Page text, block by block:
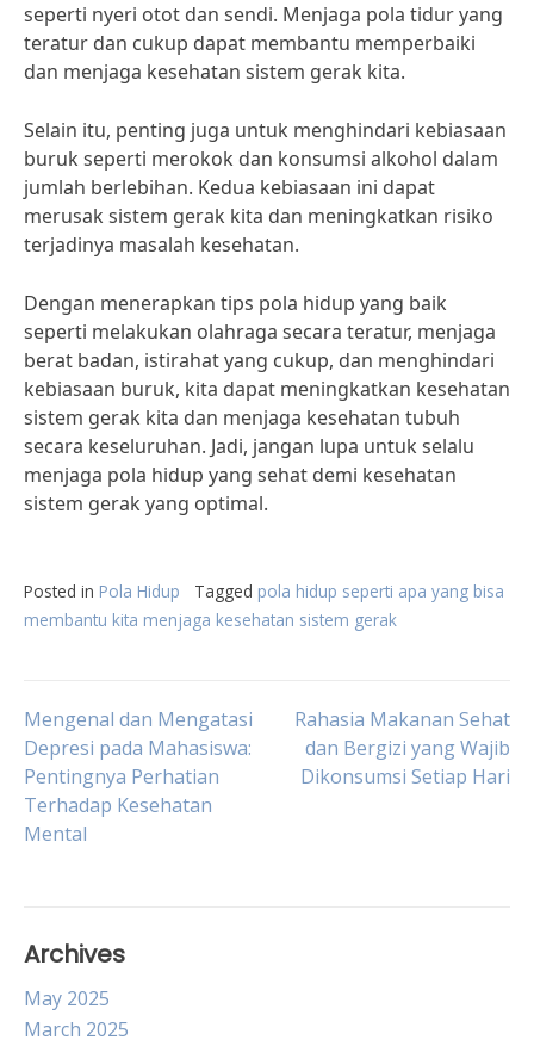
seperti nyeri otot dan sendi. Menjaga pola tidur yang
teratur dan cukup dapat membantu memperbaiki
dan menjaga kesehatan sistem gerak kita.
Selain itu, penting juga untuk menghindari kebiasaan
buruk seperti merokok dan konsumsi alkohol dalam
jumlah berlebihan. Kedua kebiasaan ini dapat
merusak sistem gerak kita dan meningkatkan risiko
terjadinya masalah kesehatan.
Dengan menerapkan tips pola hidup yang baik
seperti melakukan olahraga secara teratur, menjaga
berat badan, istirahat yang cukup, dan menghindari
kebiasaan buruk, kita dapat meningkatkan kesehatan
sistem gerak kita dan menjaga kesehatan tubuh
secara keseluruhan. Jadi, jangan lupa untuk selalu
menjaga pola hidup yang sehat demi kesehatan
sistem gerak yang optimal.
Posted in Pola Hidup Tagged pola hidup seperti apa yang bisa
membantu kita menjaga kesehatan sistem gerak
Post
navigation
Mengenal dan Mengatasi
Depresi pada Mahasiswa:
Pentingnya Perhatian
Terhadap Kesehatan
Mental
Rahasia Makanan Sehat
dan Bergizi yang Wajib
Dikonsumsi Setiap Hari
Archives
May 2025
March 2025